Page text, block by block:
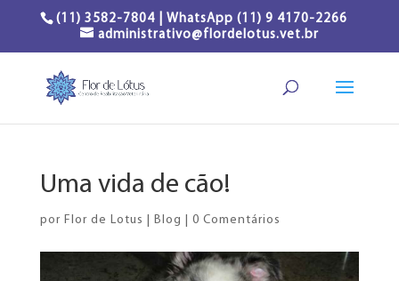
(11) 3582-7804 | WhatsApp (11) 9 4170-2266
administrativo@flordelotus.vet.br
Uma vida de cão!
por Flor de Lotus Blog 0 Comentários